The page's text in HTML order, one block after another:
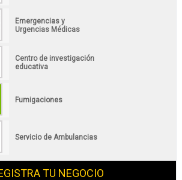
Emergencias y
Urgencias Médicas
Centro de investigación
educativa
Fumigaciones
Servicio de Ambulancias
TU NEGOCIO